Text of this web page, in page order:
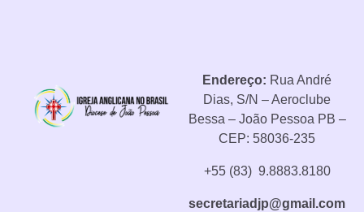
Endereço: Rua André
Dias, S/N – Aeroclube
Bessa – João Pessoa PB –
CEP: 58036-235
+55 (83) 9.8883.8180
secretariadjp@gmail.com